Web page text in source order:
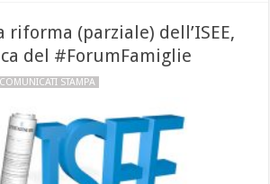
riforma (parziale) dell’ISEE,
del #ForumFamiglie
COMUNICATI STAMPA